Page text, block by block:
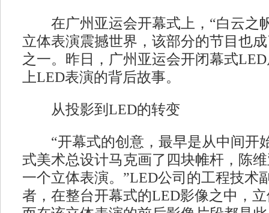
在广州亚运会开幕式上，“白云之
立体表演震撼世界，该部分的节目也
之一。昨日，广州亚运会开闭幕式
上LED表演的背后故事。
从投影到LED的转变
“开幕式的创意，最早是从中间开
式美术总设计马克画了四块帷杆，陈
一个立体表演。”LED公司的工程技术
者，在整台开幕式的LED影像之中，